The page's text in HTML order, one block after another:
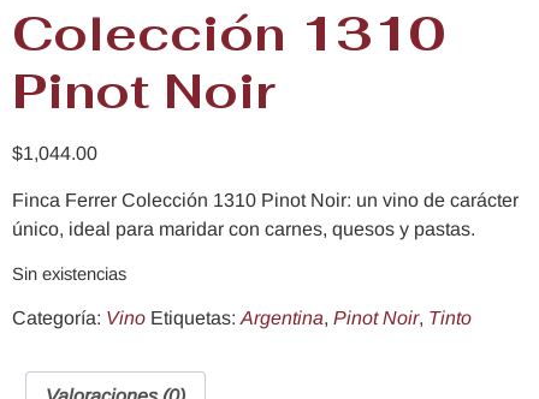
Colección 1310
Pinot Noir
$1,044.00
Finca Ferrer Colección 1310 Pinot Noir: un vino de carácter
único, ideal para maridar con carnes, quesos y pastas.
Sin existencias
Categoría: Vino Etiquetas: Argentina, Pinot Noir, Tinto